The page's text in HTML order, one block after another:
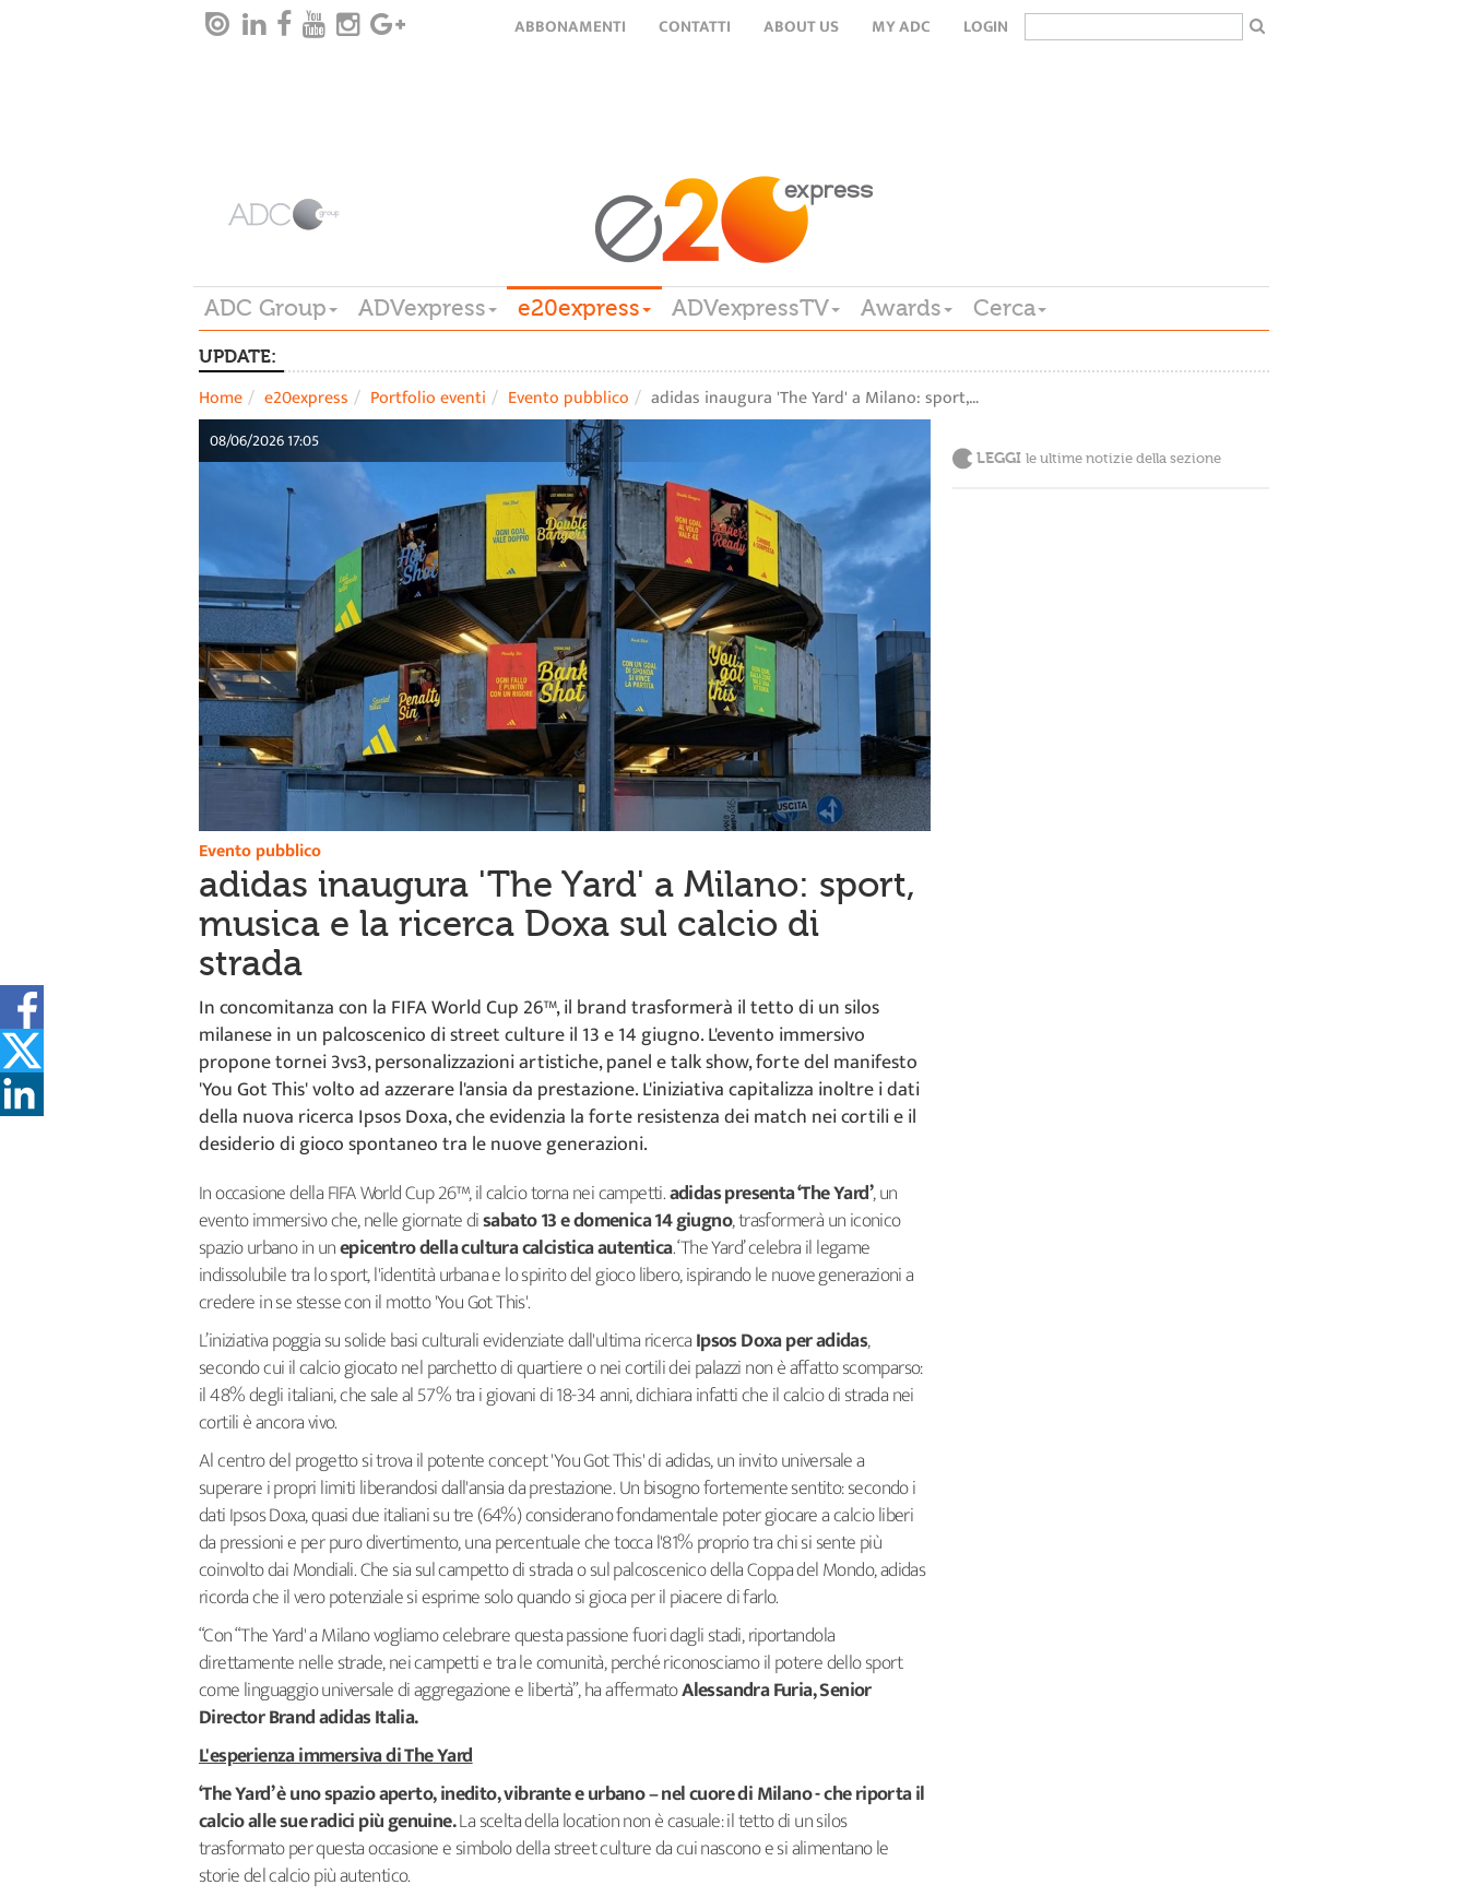
ABBONAMENTI CONTATTI ABOUT US MY ADC LOGIN
ADC Group ADVexpress e20express ADVexpressTV Awards Cerca
UPDATE:
Home e20express Portfolio eventi Evento pubblico adidas inaugura 'The Yard' a Milano: sport,…
08/06/2026 17:05
Evento pubblico
adidas inaugura 'The Yard' a Milano: sport,
musica e la ricerca Doxa sul calcio di
strada
In concomitanza con la FIFA World Cup 26™, il brand trasformerà il tetto di un silos
milanese in un palcoscenico di street culture il 13 e 14 giugno. L'evento immersivo
propone tornei 3vs3, personalizzazioni artistiche, panel e talk show, forte del manifesto
'You Got This' volto ad azzerare l'ansia da prestazione. L'iniziativa capitalizza inoltre i dati
della nuova ricerca Ipsos Doxa, che evidenzia la forte resistenza dei match nei cortili e il
desiderio di gioco spontaneo tra le nuove generazioni.
In occasione della FIFA World Cup 26™, il calcio torna nei campetti.adidas presenta ‘The Yard’, un
evento immersivo che, nelle giornate disabato 13 e domenica 14 giugno, trasformerà un iconico
spazio urbano in unepicentro della cultura calcistica autentica. ‘The Yard’ celebra il legame
indissolubile tra lo sport, l'identità urbana e lo spirito del gioco libero, ispirando le nuove generazioni a
credere in se stesse con il motto 'You Got This'.
L’iniziativa poggia su solide basi culturali evidenziate dall'ultima ricercaIpsos Doxa per adidas,
secondo cui il calcio giocato nel parchetto di quartiere o nei cortili dei palazzi non è affatto scomparso:
il 48% degli italiani, che sale al 57% tra i giovani di 18-34 anni, dichiara infatti che il calcio di strada nei
cortili è ancora vivo.
Al centro del progetto si trova il potente concept 'You Got This' di adidas, un invito universale a
superare i propri limiti liberandosi dall'ansia da prestazione. Un bisogno fortemente sentito: secondo i
dati Ipsos Doxa, quasi due italiani su tre (64%) considerano fondamentale poter giocare a calcio liberi
da pressioni e per puro divertimento, una percentuale che tocca l'81% proprio tra chi si sente più
coinvolto dai Mondiali. Che sia sul campetto di strada o sul palcoscenico della Coppa del Mondo, adidas
ricorda che il vero potenziale si esprime solo quando si gioca per il piacere di farlo.
“Con “The Yard' a Milano vogliamo celebrare questa passione fuori dagli stadi, riportandola
direttamente nelle strade, nei campetti e tra le comunità, perché riconosciamo il potere dello sport
come linguaggio universale di aggregazione e libertà”, ha affermatoAlessandra Furia, Senior
Director Brand adidas Italia.
L'esperienza immersiva di The Yard
‘The Yard’ è uno spazio aperto, inedito, vibrante e urbano – nel cuore di Milano - che riporta il
calcio alle sue radici più genuine.La scelta della location non è casuale: il tetto di un silos
trasformato per questa occasione e simbolo della street culture da cui nascono e si alimentano le
storie del calcio più autentico.
LEGGI le ultime notizie della sezione